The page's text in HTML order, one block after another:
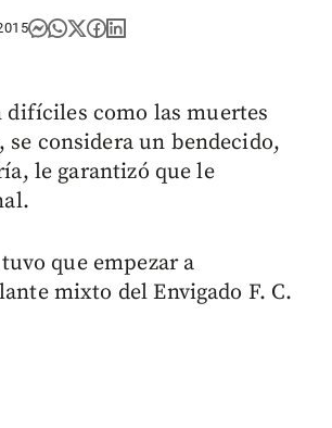
difíciles como las muertes
se considera un bendecido,
le garantizó que le
que empezar a
mixto del Envigado F. C.